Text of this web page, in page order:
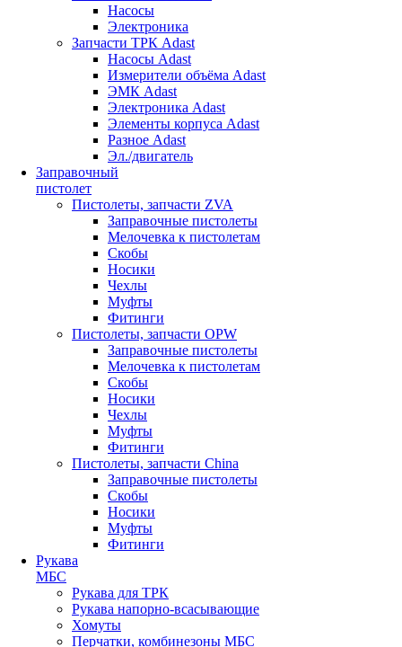
Насосы
Электроника
Запчасти ТРК Adast
Насосы Adast
Измерители объёма Adast
ЭМК Adast
Электроника Adast
Элементы корпуса Adast
Разное Adast
Эл./двигатель
Заправочный
пистолет
Пистолеты, запчасти ZVA
Заправочные пистолеты
Мелочевка к пистолетам
Скобы
Носики
Чехлы
Муфты
Фитинги
Пистолеты, запчасти OPW
Заправочные пистолеты
Мелочевка к пистолетам
Скобы
Носики
Чехлы
Муфты
Фитинги
Пистолеты, запчасти China
Заправочные пистолеты
Скобы
Носики
Муфты
Фитинги
Рукава
МБС
Рукава для ТРК
Рукава напорно-всасывающие
Хомуты
Перчатки, комбинезоны МБС